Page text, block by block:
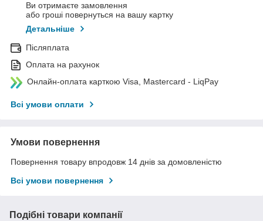
Ви отримаєте замовлення
або гроші повернуться на вашу картку
Детальніше
Післяплата
Оплата на рахунок
Онлайн-оплата карткою Visa, Mastercard - LiqPay
Всі умови оплати
Умови повернення
Повернення товару впродовж 14 днів за домовленістю
Всі умови повернення
Подібні товари компанії